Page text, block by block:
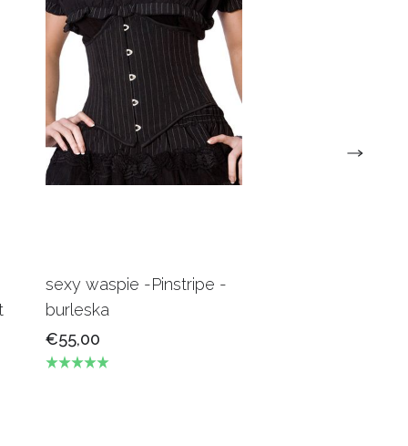
sexy waspie -Pinstripe -
burleska
€55,00